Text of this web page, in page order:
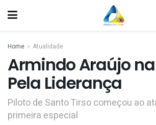
Home Atualidade
Armindo Araújo
Pela Liderança
Piloto de Santo Tirso começou ao
primeira especial